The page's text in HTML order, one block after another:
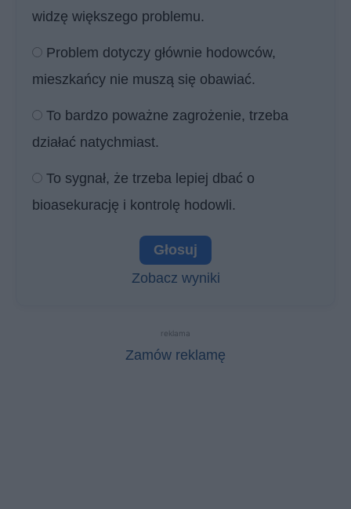
widzę większego problemu.
Problem dotyczy głównie hodowców,
mieszkańcy nie muszą się obawiać.
To bardzo poważne zagrożenie, trzeba
działać natychmiast.
To sygnał, że trzeba lepiej dbać o
bioasekurację i kontrolę hodowli.
Zobacz wyniki
reklama
Zamów reklamę